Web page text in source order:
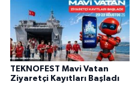
TEKNOFEST Mavi Vatan
Ziyaretçi Kayıtları Başladı